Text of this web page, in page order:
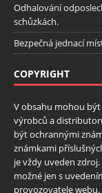
Odhalování
schůzkách.
Bezpečná jednací
COPYRIGHT
V obsahu mohou
výrobců a
být ochrannými
známkami
je vždy uveden
možné jen s
provozovatele webu.